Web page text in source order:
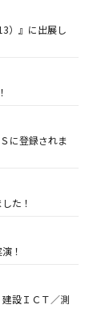
）』に出展し
に登録されま
た！
！
設ＩＣＴ／測